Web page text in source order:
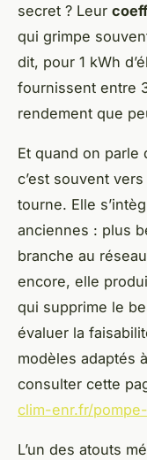
secret ? Leur
qui grimpe
dit, pour 1 kWh
fournissent entre
rendement que
Et quand on parle
c’est souvent vers
tourne. Elle
anciennes : plus
branche au
encore, elle
qui supprime le
évaluer la
modèles adaptés
consulter cette
clim-enr.fr/
L’un des atouts